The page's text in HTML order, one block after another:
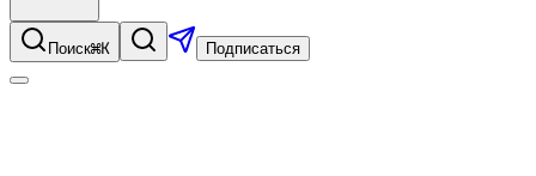
Поиск⌘K Подписаться